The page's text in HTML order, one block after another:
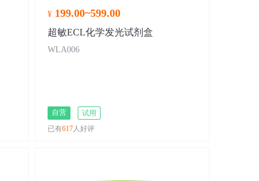
¥ 199.00~599.00
超敏ECL化学发光试剂盒
WLA006
自营
试用
已有617人好评